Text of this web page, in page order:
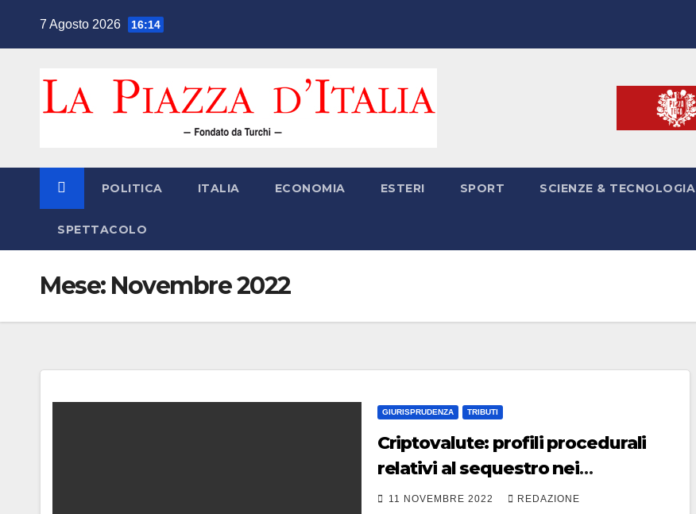
7 Agosto 2026 16:14
POLITICA ITALIA ECONOMIA ESTERI SPORT SCIENZE & TECNOLOGIA
SPETTACOLO
Mese: Novembre 2022
GIURISPRUDENZA TRIBUTI
Criptovalute: profili procedurali
relativi al sequestro nei
procedimenti penali.
11 NOVEMBRE 2022 REDAZIONE